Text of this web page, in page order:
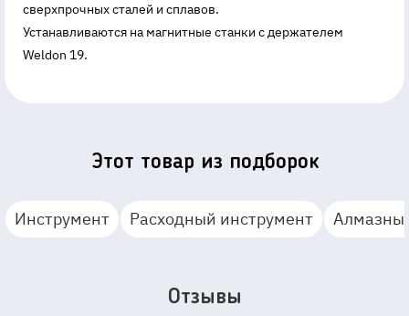
сверхпрочных сталей и сплавов.
Устанавливаются на магнитные станки с держателем
Weldon 19.
Этот товар из подборок
Инструмент Расходный инструмент
Отзывы